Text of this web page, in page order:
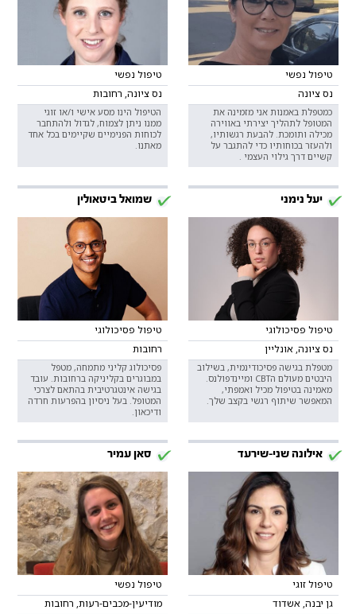
טיפול נפשי
נס ציונה
כמטפלת באמנות אני מזמינה את
המטופל לתהליך יצירתי באווירה
מכילה ותומכת. להבעת רגשותיו,
ולהעזר בכוחותיו כדי להתגבר על
קשיים דרך גילוי העצמי .
טיפול נפשי
נס ציונה, רחובות
הטיפול הינו מסע אישי ו/או זוגי
ממנו ניתן לצמוח, לגדול ולהתחבר
לכוחות הפנימיים שקיימים בכל אחד
מאתנו.
יעל נימני
טיפול פסיכולוגי
נס ציונה, אונליין
מטפלת בגישה פסיכודינמית, בשילוב
היבטים מעולם הCBT ומיינדפולנס.
מאמינה בטיפול מכיל ואמפתי,
המאפשר שיתוף רגשי בקצב שלך.
שמואל ביטאולין
טיפול פסיכולוגי
רחובות
פסיכולוג קליני מתמחה, מטפל
במבוגרים בקליניקה ברחובות. עובד
בגישה אינטגרטיבית בהתאם לצרכי
המטופל. בעל ניסיון בהפרעות חרדה
ודיכאון.
אילונה שני-שירעד
טיפול זוגי
גן יבנה, אשדוד
סאן עמיר
טיפול נפשי
מודיעין-מכבים-רעות, רחובות